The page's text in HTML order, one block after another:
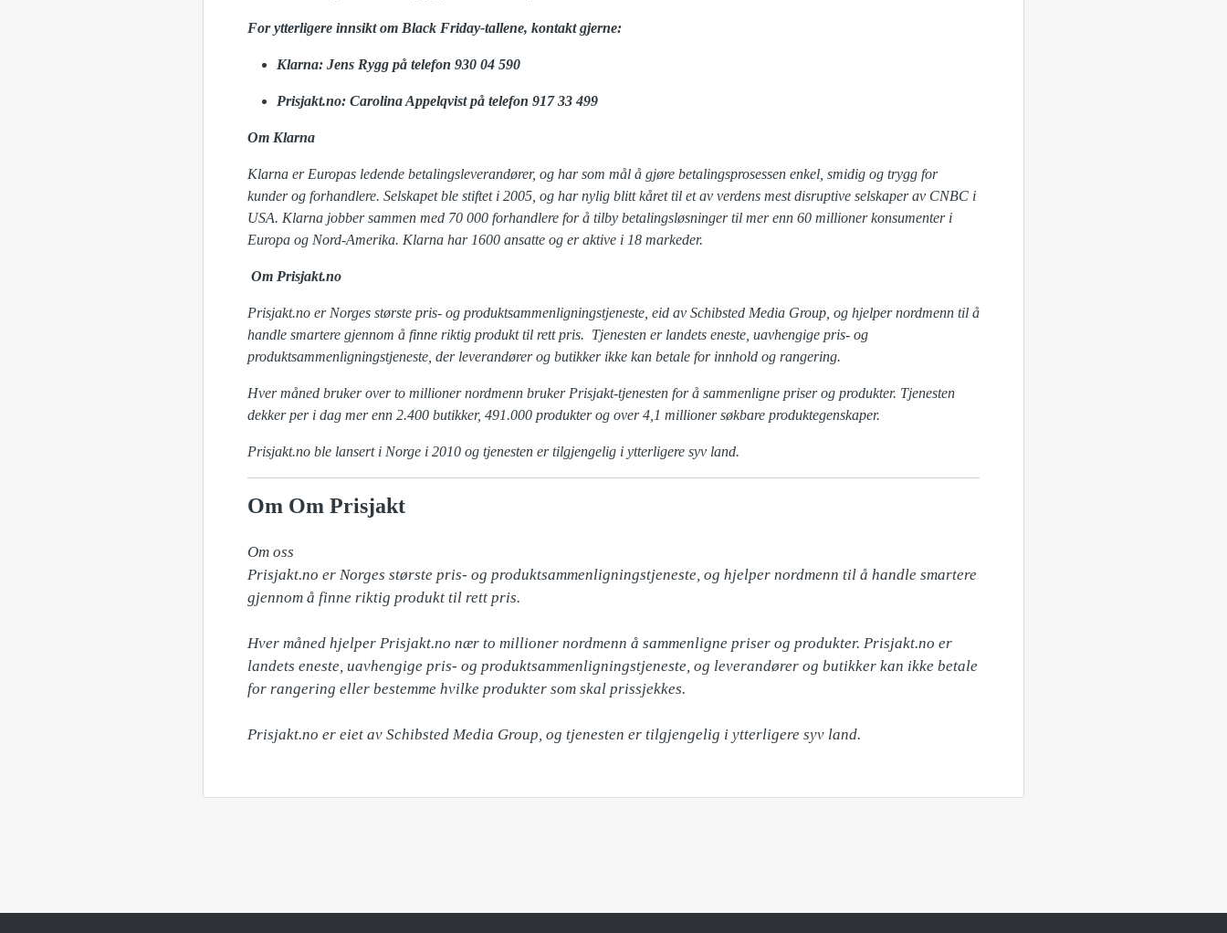
For ytterligere innsikt om Black Friday-tallene, kontakt gjerne:
Klarna: Jens Rygg på telefon 930 04 590
Prisjakt.no: Carolina Appelqvist på telefon 917 33 499
Om Klarna
Klarna er Europas ledende betalingsleverandører, og har som mål å gjøre betalingsprosessen enkel, smidig og trygg for
kunder og forhandlere. Selskapet ble stiftet i 2005, og har nylig blitt kåret til et av verdens mest disruptive selskaper av CNBC i
USA. Klarna jobber sammen med 70 000 forhandlere for å tilby betalingsløsninger til mer enn 60 millioner konsumenter i
Europa og Nord-Amerika. Klarna har 1600 ansatte og er aktive i 18 markeder.
Om Prisjakt.no
Prisjakt.no er Norges største pris- og produktsammenligningstjeneste, eid av Schibsted Media Group, og hjelper nordmenn til å
handle smartere gjennom å finne riktig produkt til rett pris. Tjenesten er landets eneste, uavhengige pris- og
produktsammenligningstjeneste, der leverandører og butikker ikke kan betale for innhold og rangering.
Hver måned bruker over to millioner nordmenn bruker Prisjakt-tjenesten for å sammenligne priser og produkter. Tjenesten
dekker per i dag mer enn 2.400 butikker, 491.000 produkter og over 4,1 millioner søkbare produktegenskaper.
Prisjakt.no ble lansert i Norge i 2010 og tjenesten er tilgjengelig i ytterligere syv land.
Om Om Prisjakt
Om oss
Prisjakt.no er Norges største pris- og produktsammenligningstjeneste, og hjelper nordmenn til å handle smartere
gjennom å finne riktig produkt til rett pris.
Hver måned hjelper Prisjakt.no nær to millioner nordmenn å sammenligne priser og produkter. Prisjakt.no er
landets eneste, uavhengige pris- og produktsammenligningstjeneste, og leverandører og butikker kan ikke betale
for rangering eller bestemme hvilke produkter som skal prissjekkes.
Prisjakt.no er eiet av Schibsted Media Group, og tjenesten er tilgjengelig i ytterligere syv land.